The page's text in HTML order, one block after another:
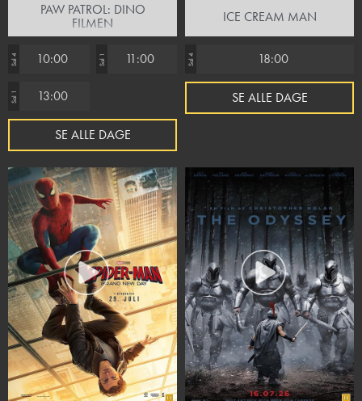
PAW PATROL: DINO
FILMEN
Sal 4 10:00 Sal 1 11:00
Sal 1 13:00
SE ALLE DAGE
ICE CREAM MAN
Sal 4 18:00
SE ALLE DAGE